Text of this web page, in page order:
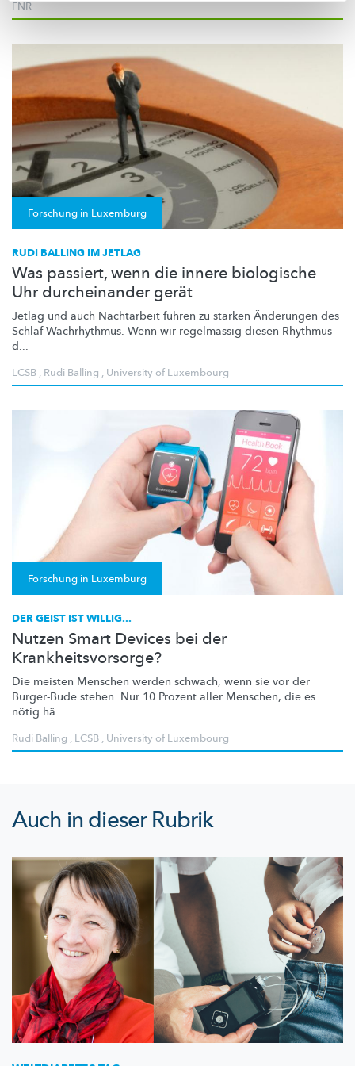
FNR
Forschung in Luxemburg
RUDI BALLING IM JETLAG
Was passiert, wenn die innere biologische
Uhr durcheinander gerät
Jetlag und auch Nachtarbeit führen zu starken Änderungen des
Schlaf-Wachrhythmus. Wenn wir regelmässig diesen Rhythmus
d...
LCSB , Rudi Balling , University of Luxembourg
Forschung in Luxemburg
DER GEIST IST WILLIG...
Nutzen Smart Devices bei der
Krankheitsvorsorge?
Die meisten Menschen werden schwach, wenn sie vor der
Burger-Bude stehen. Nur 10 Prozent aller Menschen, die es
nötig hä...
Rudi Balling , LCSB , University of Luxembourg
Auch in dieser Rubrik